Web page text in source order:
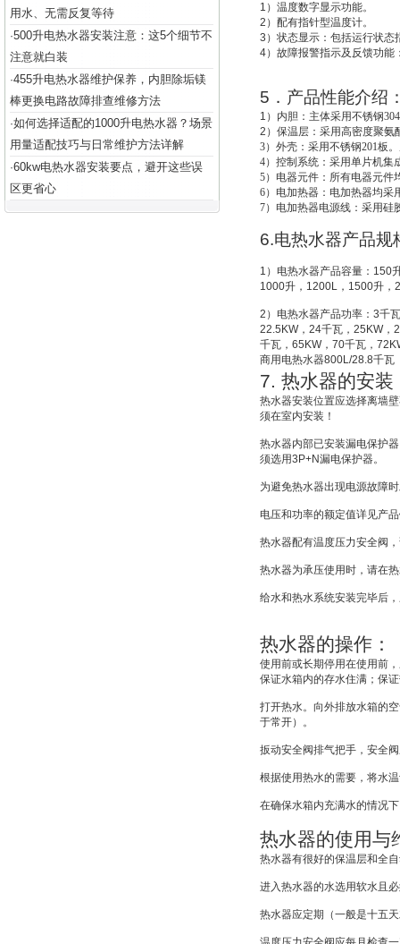
用水、无需反复等待
·500升电热水器安装注意：这5个细节不
注意就白装
·455升电热水器维护保养，内胆除垢镁
棒更换电路故障排查维修方法
·如何选择适配的1000升电热水器？场景
用量适配技巧与日常维护方法详解
·60kw电热水器安装要点，避开这些误
区更省心
1 ）温度数字显示功能。
2 ）配有指针型温度计。
3 ）状态显示：包括运行状
4）故障报警指示及反馈功
5 ．产品性能介绍
1 ） 内胆：主体采用不锈钢
2 ） 保温层：采用高密度聚氨
3）外壳：采用不锈钢201板
4）控制系统：采用单片机集
5）电器元件：所有电器元件
6）电加热器：电加热器均采
7）电加热器电源线：采用硅
6.电热水器产品规
1 ）电热水器产品容量： 150
1000升 ， 1200L ， 1500升 ，
2 ）电热水器产品功率： 3千
22.5KW， 24千瓦， 25KW，
千瓦， 65KW， 70千瓦，
商用电热水器800L/28.8千瓦
7. 热水器的安装
热水器安装位置应选择离墙
须在室内安装！
热水器内部已安装漏电保护
须选用3P+N漏电保护器。
为避免热水器出现电源故障
电压和功率的额定值详见产
热水器配有温度压力安全阀
热水器为承压使用时，请在
给水和热水系统安装完毕后
热水器的操作：
使用前或长期停用在使用前
保证水箱内的存水住满；保
打开热水。向外排放水箱的
于常开）。
扳动安全阀排气把手，安全
根据使用热水的需要，将水
在确保水箱内充满水的情况
热水器的使用与
热水器有很好的保温层和全
进入热水器的水选用软水且
热水器应定期（一般是十五